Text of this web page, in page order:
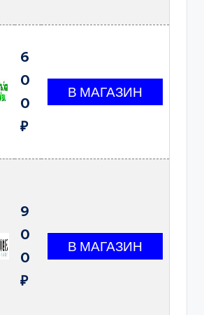
6
0
0
₽
9
0
0
₽